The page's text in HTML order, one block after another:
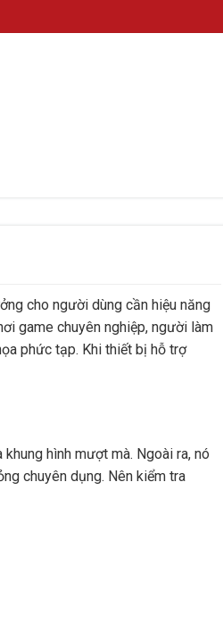
cho người dùng cần hiệu năng
game chuyên nghiệp, người làm
phức tạp. Khi thiết bị hỗ trợ
hình mượt mà. Ngoài ra, nó
chuyên dụng. Nên kiểm tra